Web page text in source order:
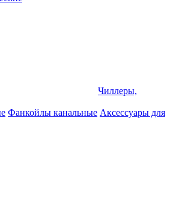
Чиллеры,
Фанкойлы канальные Аксессуары для